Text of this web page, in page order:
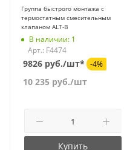
Группа быстрого монтажа с
термостатным смесительным
клапаном ALT-B
В наличии: 1
Арт.: F4474
9826 руб./шт* -4%
10 235 руб./шт
Купить